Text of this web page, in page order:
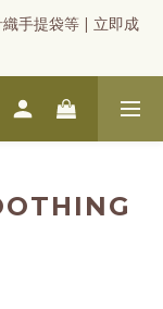
手提袋等 | 立即成